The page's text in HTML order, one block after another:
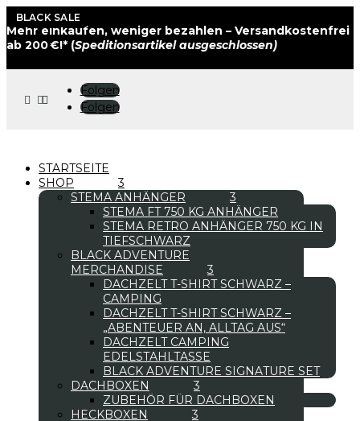
Mehr einkaufen, weniger bezahlen – Versandkostenfrei
ab 200 €!* (Speditionsartikel ausgeschlossen)
 
Folgen
Folgen
STARTSEITE
SHOP
STEMA ANHÄNGER
STEMA FT 750 KG ANHÄNGER
STEMA RETRO ANHÄNGER 750 KG IN
TIEFSCHWARZ
BLACK ADVENTURE
MERCHANDISE
DACHZELT T-SHIRT SCHWARZ –
CAMPING
DACHZELT T-SHIRT SCHWARZ –
„ABENTEUER AN, ALLTAG AUS“
DACHZELT CAMPING
EDELSTAHLTASSE
BLACK ADVENTURE SIGNATURE SET
DACHBOXEN
ZUBEHÖR FÜR DACHBOXEN
HECKBOXEN
BLACK SALE
BLACK SALE